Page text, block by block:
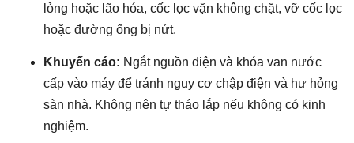
lỏng hoặc lão hóa, cốc lọc vặn không chặt, vỡ cốc lọc
hoặc đường ống bị nứt.
Khuyến cáo: Ngắt nguồn điện và khóa van nước
cấp vào máy để tránh nguy cơ chập điện và hư hỏng
sàn nhà. Không nên tự tháo lắp nếu không có kinh
nghiệm.